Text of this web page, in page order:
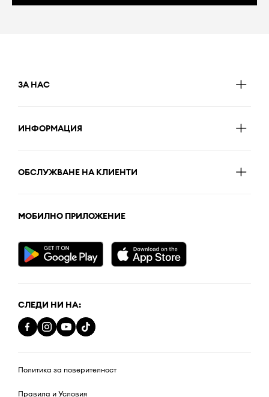
ЗА НАС
ИНФОРМАЦИЯ
ОБСЛУЖВАНЕ НА КЛИЕНТИ
МОБИЛНО ПРИЛОЖЕНИЕ
СЛЕДИ НИ НА:
Политика за поверителност
Правила и Условия